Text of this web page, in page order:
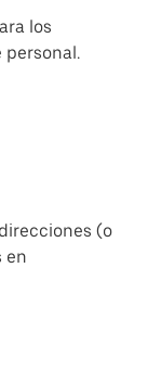
los
personal.
(o
en